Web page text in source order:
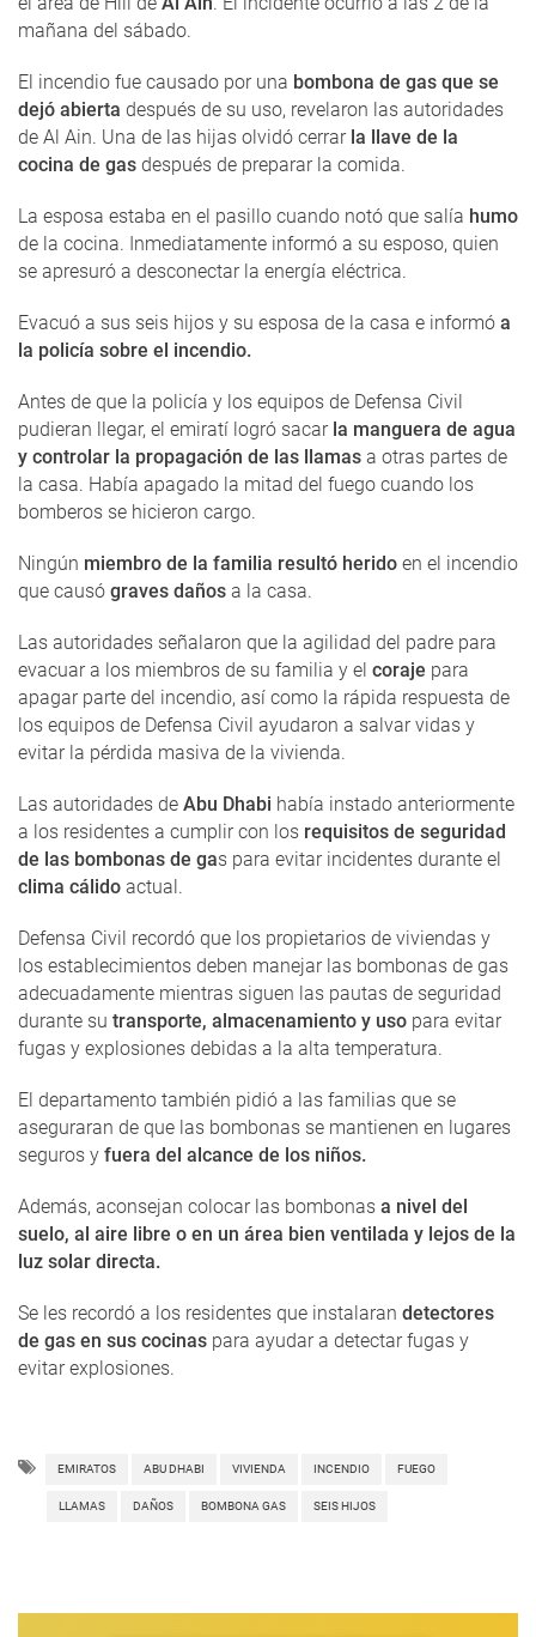
mañana del sábado.
El incendio fue causado por una bombona de gas que se
dejó abierta después de su uso, revelaron las autoridades
de Al Ain. Una de las hijas olvidó cerrarla llave de la
cocina de gas después de preparar la comida.
La esposa estaba en el pasillo cuando notó que salía humo
de la cocina. Inmediatamente informó a su esposo, quien
se apresuró a desconectar la energía eléctrica.
Evacuó a sus seis hijos y su esposa de la casa e informó a
la policía sobre el incendio.
Antes de que la policía y los equipos de Defensa Civil
pudieran llegar, el emiratí logró sacarla manguera de agua
y controlar la propagación de las llamas a otras partes de
la casa. Había apagado la mitad del fuego cuando los
bomberos se hicieron cargo.
Ningún miembro de la familia resultó herido en el incendio
que causó graves daños a la casa.
Las autoridades señalaron que la agilidad del padre para
evacuar a los miembros de su familia y el coraje para
apagar parte del incendio, así como la rápida respuesta de
los equipos de Defensa Civil ayudaron a salvar vidas y
evitar la pérdida masiva de la vivienda.
Las autoridades de Abu Dhabi había instado anteriormente
a los residentes a cumplir con los requisitos de seguridad
de las bombonas de gas para evitar incidentes durante el
clima cálido actual.
Defensa Civil recordó que los propietarios de viviendas y
los establecimientos deben manejar las bombonas de gas
adecuadamente mientras siguen las pautas de seguridad
durante su transporte, almacenamiento y uso para evitar
fugas y explosiones debidas a la alta temperatura.
El departamento también pidió a las familias que se
aseguraran de que las bombonas se mantienen en lugares
seguros y fuera del alcance de los niños.
Además, aconsejan colocar las bombonas a nivel del
suelo, al aire libre o en un área bien ventilada y lejos de la
luz solar directa.
Se les recordó a los residentes que instalaran detectores
de gas en sus cocinas para ayudar a detectar fugas y
evitar explosiones.
EMIRATOS ABU DHABI VIVIENDA INCENDIO FUEGO
LLAMAS DAÑOS BOMBONA GAS SEIS HIJOS